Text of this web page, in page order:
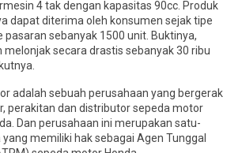
4 tak dengan kapasitas 90cc. Produk
dapat diterima oleh konsumen sejak tipe
sebanyak 1500 unit. Buktinya,
secara drastis sebanyak 30 ribu
adalah sebuah perusahaan yang bergerak
perakitan dan distributor sepeda motor
Dan perusahaan ini merupakan satu-
memiliki hak sebagai Agen Tunggal